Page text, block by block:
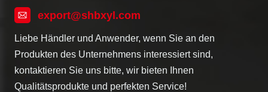
export@shbxyl.com
Liebe Händler und Anwender, wenn Sie an den
Produkten des Unternehmens interessiert sind,
kontaktieren Sie uns bitte, wir bieten Ihnen
Qualitätsprodukte und perfekten Service!